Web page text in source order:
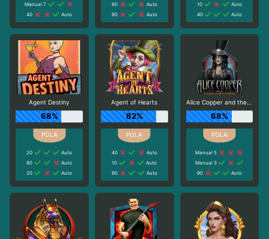
Manual 7
40
Auto
60
Auto
90
Auto
10
Auto
40
Auto
Agent Destiny
68%
20
Auto
80
Auto
20
Auto
Agent of Hearts
82%
40
Auto
10
Auto
90
Auto
Alice Copper and the Tome of Madness
68%
Manual 5
Manual 3
90
Auto